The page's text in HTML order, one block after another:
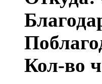
Кол-во